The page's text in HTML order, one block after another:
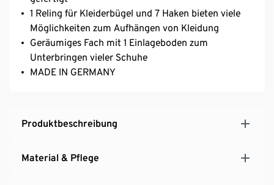
1 Reling für Kleiderbügel und 7 Haken bieten viele
Möglichkeiten zum Aufhängen von Kleidung
Geräumiges Fach mit 1 Einlageboden zum
Unterbringen vieler Schuhe
MADE IN GERMANY
Produktbeschreibung
Material & Pflege